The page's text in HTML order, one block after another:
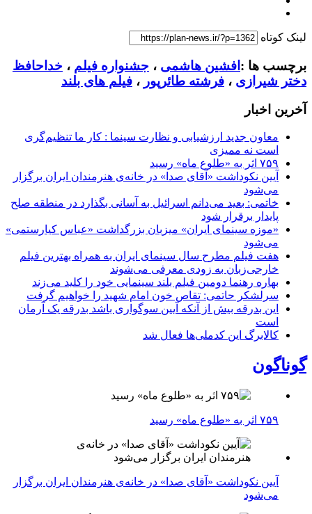
لینک کوتاه
برچسب ها : افشین هاشمی ، جشنواره فیلم ، خداحافظ
دختر شیرازی ، فرشته طائرپور ، فیلم های بلند
آخرین اخبار
معاون جدید ارزشیابی و نظارت سینما : کار ما تنظیم‌گری
است نه ممیزی
۷۵۹ اثر به «طلوع ماه» رسید
آیین نکوداشت «آقای صدا» در خانه‌ی هنرمندان ایران برگزار
می‌شود
خاتمی: بعید می‌دانم اسرائیل به آسانی بگذارد در منطقه صلح
پایدار برقرار شود
«موزه سینمای ایران» میزبان بزرگداشت «عباس کیارستمی»
می‌شود
هفت فیلم مطرح سال سینمای ایران به همراه بهترین فیلم
خارجی‌زبان به زودی معرفی می‌شوند
بهاره رهنما دومین فیلم بلند سینمایی خود را کلید می‌زند
سرلشکر حاتمی: تقاص خون امام شهید را خواهیم گرفت
این بدرقه بیش از آنکه آیین سوگواری باشد بدرقه یک آرمان
است
کالابرگ این کدملی‌ها فعال شد
گوناگون
۷۵۹ اثر به «طلوع ماه» رسید
آیین نکوداشت «آقای صدا» در خانه‌ی هنرمندان ایران برگزار
می‌شود